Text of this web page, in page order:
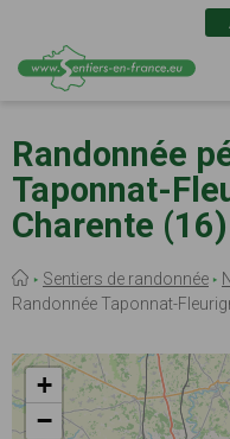
au
contenu
principal
Randonnée
Taponnat-
Charente (16)
Fil
d'Ariane
Sentiers de randonnée
Randonnée Taponnat-
+
−